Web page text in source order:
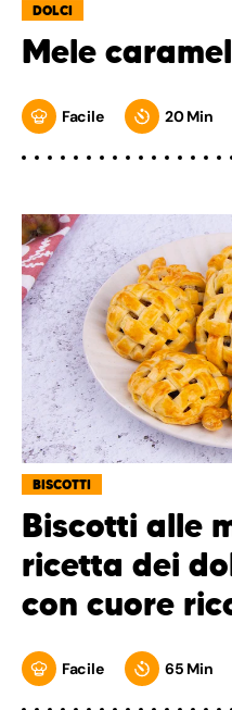
DOLCI
Mele
Facile 20 Min
BISCOTTI
Biscotti alle
ricetta dei
con cuore
Facile 65 Min